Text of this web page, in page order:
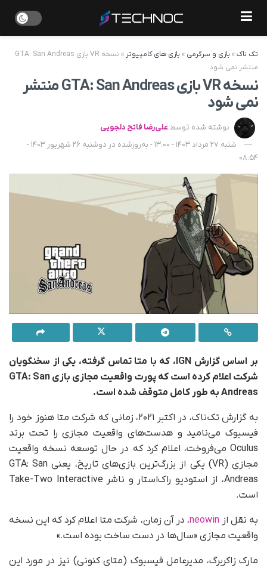
تک ناک» بازی و سرگرمی » بازی های کامپیوتر »
نسخه VR بازی GTA: San Andreas
منتشر نمی شود
نسخه VR بازی GTA: San Andreas منتشر
نمی شود
نوشته شده توسط علی‌رضا فاتح دلجویی
شنبه 27 مرداد 1403 - 13:00 - به‌روزشده در دوشنبه 26 شهریور 1403 -
08:54
بر اساس گزارش IGN، که با متا تماس گرفته، یکی از سخنگویان
شرکت اعلام کرده است که پورت واقعیت مجازی بازی GTA: San
Andreas به طور کامل متوقف شده است.
به گزارش تک‌ناک، در اکتبر ۲۰۲۱، زمانی که شرکت متا هنوز خود را
فیسبوک می‌نامید و هدست‌های واقعیت مجازی را تحت برند
Oculus می‌فروخت، اعلام کرد که در حال توسعه نسخه واقعیت
مجازی (VR) یکی از بزرگ‌ترین بازی‌های تاریخ، یعنی GTA: San
Andreas، از استودیو راک‌استار و ناشر Take-Two Interactive
است.
به نقل ازneowin، در آن زمان، شرکت متا اعلام کرد که این نسخه
واقعیت مجازی «سال‌ها در دست ساخت بوده است.»
مارک زاکربرگ، مدیرعامل فیسبوک (متای کنونی) نیز در مورد این